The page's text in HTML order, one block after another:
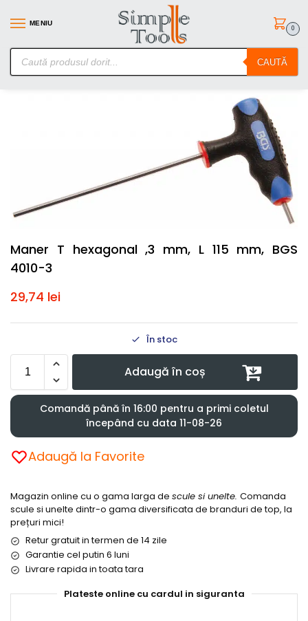
MENIU
CAUTĂ
0
SimpleTools.ro – Gasesti orice – Comanzi simplu
Prima pagină
Scule de mana Surubelnite/Torx-uri si Inbusuri
Maner T hexagonal ,3 mm, L 115 mm, BGS
4010-3
29,74 lei
În stoc
Adaugă în coș
Comandă până în 16:00 pentru a primi coletul
începând cu data 11-08-26
Adaugă la Favorite
Magazin online cu o gama larga de scule si unelte. Comanda
scule si unelte dintr-o gama diversificata de branduri de top, la
prețuri mici!
Retur gratuit in termen de 14 zile
Garantie cel putin 6 luni
Livrare rapida in toata tara
Plateste online cu cardul in siguranta